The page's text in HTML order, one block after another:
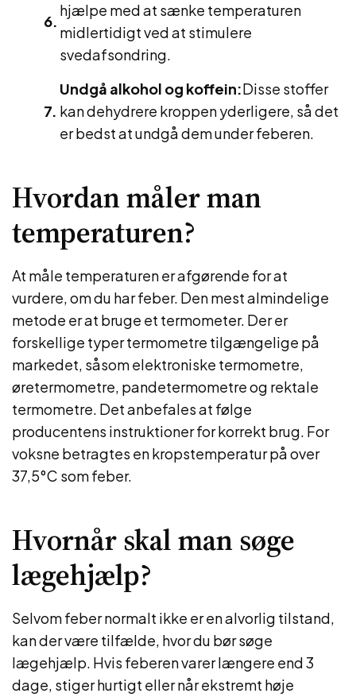
hjælpe med at sænke temperaturen
midlertidigt ved at stimulere
svedafsondring.
Undgå alkohol og koffein:Disse stoffer
kan dehydrere kroppen yderligere, så det
er bedst at undgå dem under feberen.
Hvordan måler man
temperaturen?
At måle temperaturen er afgørende for at
vurdere, om du har feber. Den mest almindelige
metode er at bruge et termometer. Der er
forskellige typer termometre tilgængelige på
markedet, såsom elektroniske termometre,
øretermometre, pandetermometre og rektale
termometre. Det anbefales at følge
producentens instruktioner for korrekt brug. For
voksne betragtes en kropstemperatur på over
37,5°C som feber.
Hvornår skal man søge
lægehjælp?
Selvom feber normalt ikke er en alvorlig tilstand,
kan der være tilfælde, hvor du bør søge
lægehjælp. Hvis feberen varer længere end 3
dage, stiger hurtigt eller når ekstremt høje